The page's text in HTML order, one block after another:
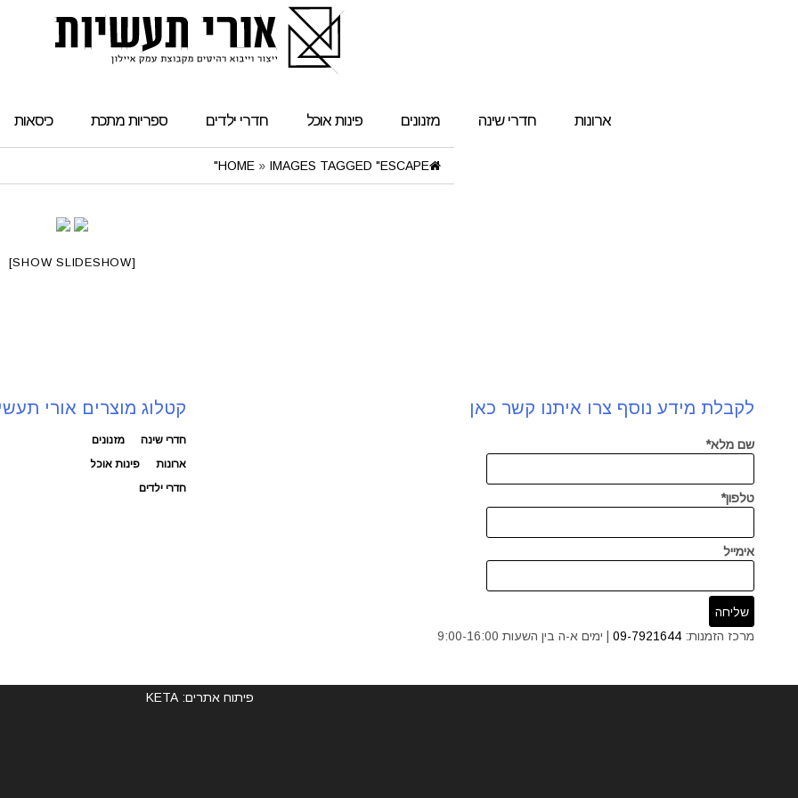
ארונות חדרי שינה מזנונים פינות אוכל חדרי ילדים ספריות מתכת כיסאות
HOME » IMAGES TAGGED "ESCAPE"
[SHOW SLIDESHOW]
קטלוג מוצרים אורי
חדרי שינה
מזנונים
ארונות
פינות אוכל
חדרי ילדים
לקבלת מידע נוסף צרו איתנו קשר כאן
שם מלא*
טלפון*
אימייל
מרכז הזמנות: 09-7921644| ימים א-ה בין השעות 9:00-16:00
פיתוח אתרים: KETA